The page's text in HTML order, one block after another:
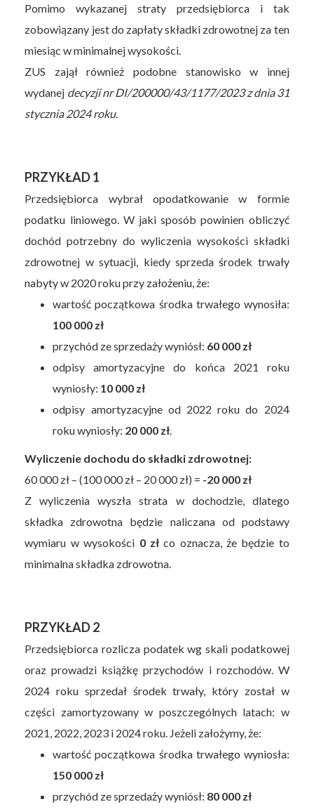
Pomimo wykazanej straty przedsiębiorca i tak
zobowiązany jest do zapłaty składki zdrowotnej za ten
miesiąc w minimalnej wysokości.
ZUS zajął również podobne stanowisko w innej
wydanej decyzji nr DI/200000/43/1177/2023 z dnia 31
stycznia 2024 roku.
PRZYKŁAD 1
Przedsiębiorca wybrał opodatkowanie w formie
podatku liniowego. W jaki sposób powinien obliczyć
dochód potrzebny do wyliczenia wysokości składki
zdrowotnej w sytuacji, kiedy sprzeda środek trwały
nabyty w 2020 roku przy założeniu, że:
wartość początkowa środka trwałego wynosiła:
100 000 zł
przychód ze sprzedaży wyniósł: 60 000 zł
odpisy amortyzacyjne do końca 2021 roku
wyniosły: 10 000 zł
odpisy amortyzacyjne od 2022 roku do 2024
roku wyniosły: 20 000 zł
Wyliczenie dochodu do składki zdrowotnej:
60 000 zł – (100 000 zł – 20 000 zł) = -20 000 zł
Z wyliczenia wyszła strata w dochodzie, dlatego
składka zdrowotna będzie naliczana od podstawy
wymiaru w wysokości 0 złco oznacza, że będzie to
minimalna składka zdrowotna.
PRZYKŁAD 2
Przedsiębiorca rozlicza podatek wg skali podatkowej
oraz prowadzi książkę przychodów i rozchodów. W
2024 roku sprzedał środek trwały, który został w
części zamortyzowany w poszczególnych latach: w
2021, 2022, 2023 i 2024 roku. Jeżeli założymy, że:
wartość początkowa środka trwałego wyniosła:
150 000 zł
przychód ze sprzedaży wyniósł: 80 000 zł